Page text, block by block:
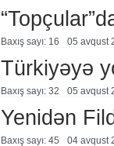
Baxış sayı: 16 05 avqust
Türkiyəyə
Baxış sayı: 32 05 avqust
Yenidən
Baxış sayı: 45 04 avqust